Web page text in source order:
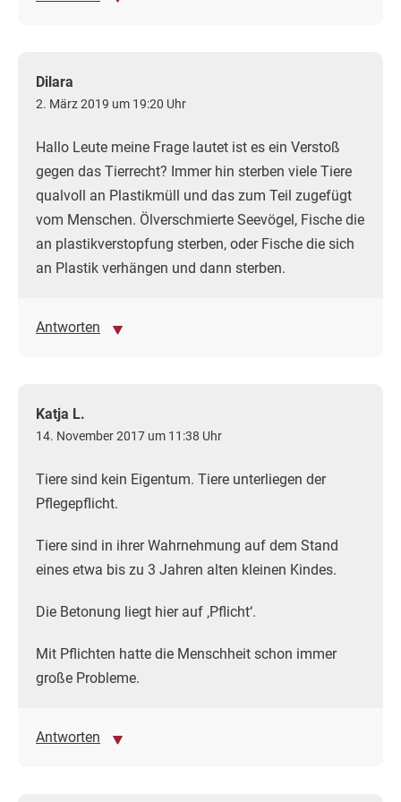
Dilara
2. März 2019 um 19:20 Uhr
Hallo Leute meine Frage lautet ist es ein Verstoß
gegen das Tierrecht? Immer hin sterben viele Tiere
qualvoll an Plastikmüll und das zum Teil zugefügt
vom Menschen. Ölverschmierte Seevögel, Fische die
an plastikverstopfung sterben, oder Fische die sich
an Plastik verhängen und dann sterben.
Antworten
Katja L.
14. November 2017 um 11:38 Uhr
Tiere sind kein Eigentum. Tiere unterliegen der
Pflegepflicht.
Tiere sind in ihrer Wahrnehmung auf dem Stand
eines etwa bis zu 3 Jahren alten kleinen Kindes.
Die Betonung liegt hier auf ‚Pflicht‘.
Mit Pflichten hatte die Menschheit schon immer
große Probleme.
Antworten